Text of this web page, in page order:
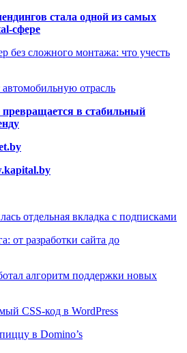
стала одной из самых
сфере
сложного монтажа: что учесть
отрасль
в стабильный
отдельная вкладка с подписками
от разработки сайта до
алгоритм поддержки новых
CSS-код в WordPress
в Domino’s